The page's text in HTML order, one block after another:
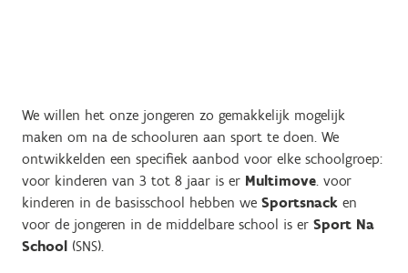
We willen het onze jongeren zo gemakkelijk mogelijk
maken om na de schooluren aan sport te doen. We
ontwikkelden een specifiek aanbod voor elke schoolgroep:
voor kinderen van 3 tot 8 jaar is er Multimove. voor
kinderen in de basisschool hebben we Sportsnack en
voor de jongeren in de middelbare school is er Sport Na
School (SNS).